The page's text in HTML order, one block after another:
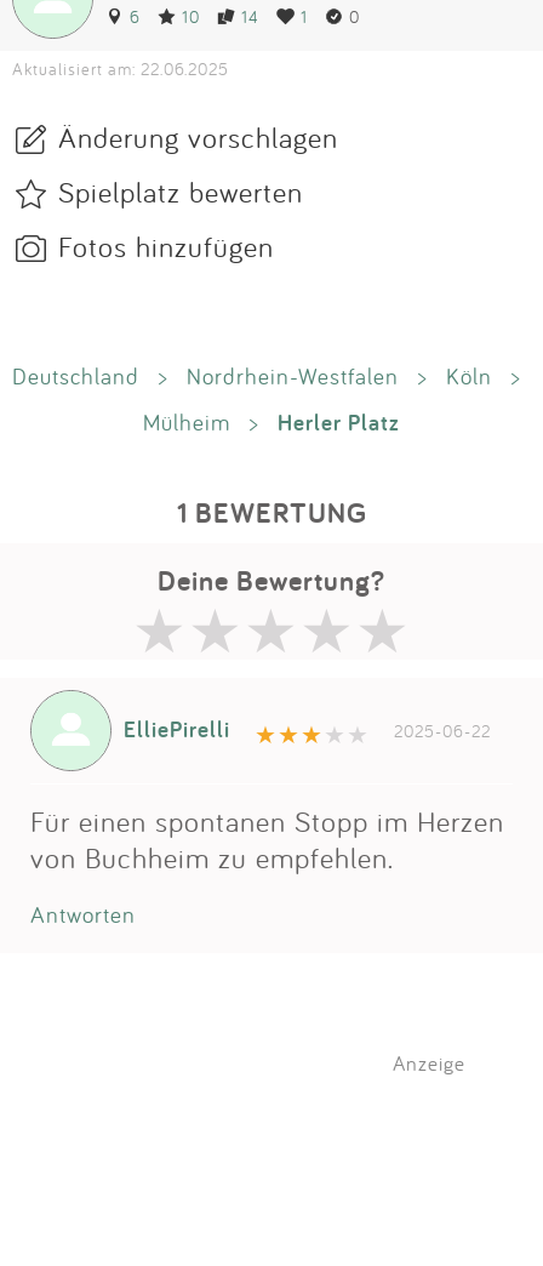
6 10 14 1 0
Aktualisiert am: 22.06.2025
Änderung vorschlagen
Spielplatz bewerten
Fotos hinzufügen
Deutschland > Nordrhein-Westfalen > Köln
>
Mülheim
> Herler Platz
1 BEWERTUNG
Deine Bewertung?
ElliePirelli 2025-06-22
Für einen spontanen Stopp im Herzen
von Buchheim zu empfehlen.
Antworten
Anzeige